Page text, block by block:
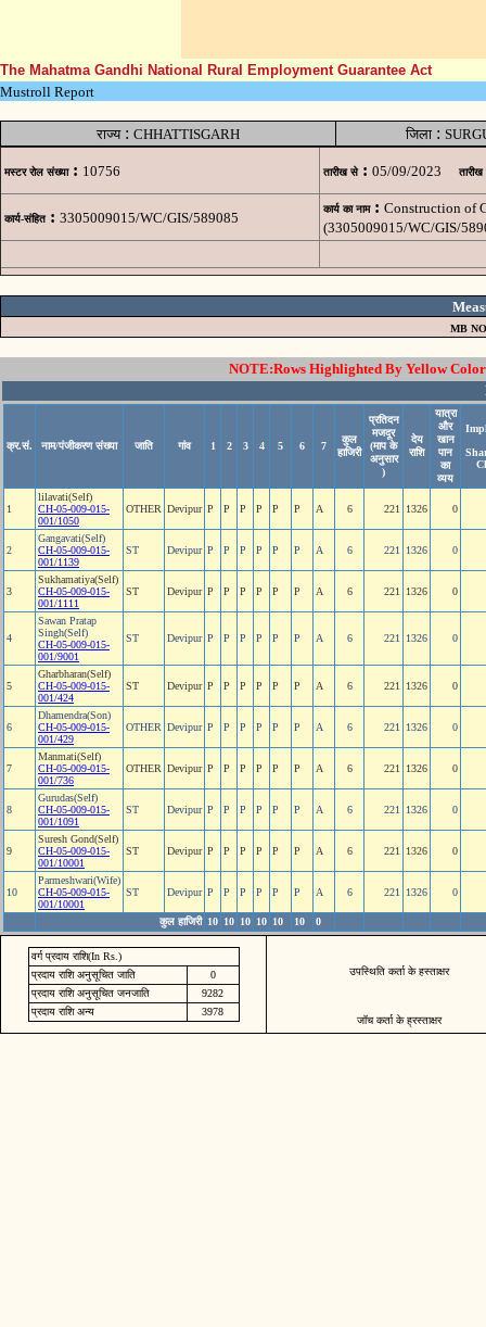
The Mahatma Gandhi National Rural Employment Guarantee Act
Mustroll Report
राज्य: CHHATTISGARH जिला:
मस्टर रोल संख्या : 10756 तारीख से : 05/09/2023 तारीख
कार्य-संहित : 3305009015/WC/GIS/589085
कार्य का नाम : Construction of
(3305009015/WC/GIS/
MB
NOTE:Rows Highlighted By Yellow
क्र.सं. नाम/पंजीकरण संख्या जाति गांव 1 2 3 4 5 6 7
कुल
हाजिरी
प्रतिदन
मजदूर
(माप के
अनुसार
)
देय
राशि
यात्रा
और
खान
पान
का
व्यय
1
lilavati(Self)
CH-05-009-015-
001/1050
OTHER Devipur P P P P P P A 6 221 1326 0
2
Gangavati(Self)
CH-05-009-015-
001/1139
ST Devipur P P P P P P A 6 221 1326 0
3
Sukhamatiya(Self)
CH-05-009-015-
001/1111
ST Devipur P P P P P P A 6 221 1326 0
4
Sawan Pratap
Singh(Self)
CH-05-009-015-
001/9001
ST Devipur P P P P P P A 6 221 1326 0
5
Gharbharan(Self)
CH-05-009-015-
001/424
ST Devipur P P P P P P A 6 221 1326 0
6
Dhamendra(Son)
CH-05-009-015-
001/429
OTHER Devipur P P P P P P A 6 221 1326 0
7
Manmati(Self)
CH-05-009-015-
001/736
OTHER Devipur P P P P P P A 6 221 1326 0
8
Gurudas(Self)
CH-05-009-015-
001/1091
ST Devipur P P P P P P A 6 221 1326 0
9
Suresh Gond(Self)
CH-05-009-015-
001/10001
ST Devipur P P P P P P A 6 221 1326 0
10
Parmeshwari(Wife)
CH-05-009-015-
001/10001
ST Devipur P P P P P P A 6 221 1326 0
कुल हाजिरी 10 10 10 10 10 10 0
वर्ग प्रदाय राशि(In Rs.)
प्रदाय राशि अनुसूचित जाति
0
प्रदाय राशि अनुसूचित जनजाति
9282
प्रदाय राशि अन्य
3978
उपस्थिति कर्ता के हस्ताक्षर
जॉच कर्ता के ह्रस्ताक्षर